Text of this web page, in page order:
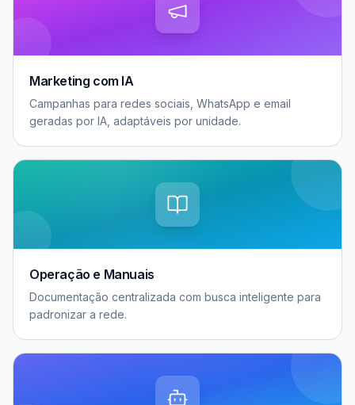
Marketing com IA
Campanhas para redes sociais, WhatsApp e email
geradas por IA, adaptáveis por unidade.
Operação e Manuais
Documentação centralizada com busca inteligente para
padronizar a rede.